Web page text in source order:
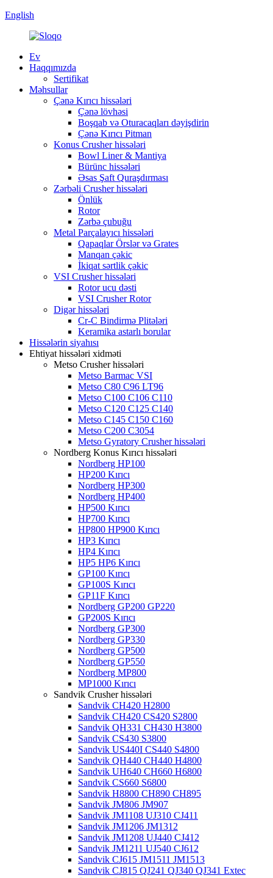
English
Ev
Haqqımızda
Sertifikat
Məhsullar
Çənə Kırıcı hissələri
Çənə lövhəsi
Boşqab və Oturacaqları dəyişdirin
Çənə Kırıcı Pitman
Konus Crusher hissələri
Bowl Liner & Mantiya
Bürünc hissələri
Əsas Şaft Quraşdırması
Zərbəli Crusher hissələri
Önlük
Rotor
Zərbə çubuğu
Metal Parçalayıcı hissələri
Qapaqlar Örslər və Grates
Manqan çəkic
İkiqat sərtlik çəkic
VSI Crusher hissələri
Rotor ucu dəsti
VSI Crusher Rotor
Digər hissələri
Cr-C Bindirmə Plitələri
Keramika astarlı borular
Hissələrin siyahısı
Ehtiyat hissələri xidməti
Metso Crusher hissələri
Metso Barmac VSI
Metso C80 C96 LT96
Metso C100 C106 C110
Metso C120 C125 C140
Metso C145 C150 C160
Metso C200 C3054
Metso Gyratory Crusher hissələri
Nordberg Konus Kırıcı hissələri
Nordberg HP100
HP200 Kırıcı
Nordberg HP300
Nordberg HP400
HP500 Kırıcı
HP700 Kırıcı
HP800 HP900 Kırıcı
HP3 Kırıcı
HP4 Kırıcı
HP5 HP6 Kırıcı
GP100 Kırıcı
GP100S Kırıcı
GP11F Kırıcı
Nordberg GP200 GP220
GP200S Kırıcı
Nordberg GP300
Nordberg GP330
Nordberg GP500
Nordberg GP550
Nordberg MP800
MP1000 Kırıcı
Sandvik Crusher hissələri
Sandvik CH420 H2800
Sandvik CH420 CS420 S2800
Sandvik QH331 CH430 H3800
Sandvik CS430 S3800
Sandvik US440I CS440 S4800
Sandvik QH440 CH440 H4800
Sandvik UH640 CH660 H6800
Sandvik CS660 S6800
Sandvik H8800 CH890 CH895
Sandvik JM806 JM907
Sandvik JM1108 UJ310 CJ411
Sandvik JM1206 JM1312
Sandvik JM1208 UJ440 CJ412
Sandvik JM1211 UJ540 CJ612
Sandvik CJ615 JM1511 JM1513
Sandvik CJ815 QJ241 QJ340 QJ341 Extec